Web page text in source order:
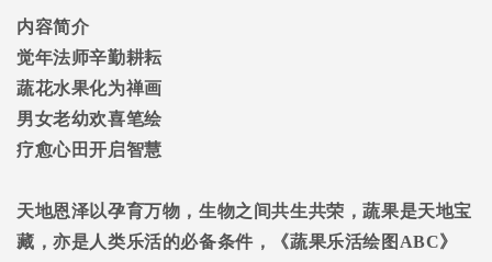
内容简介
觉年法师辛勤耕耘
蔬花水果化为禅画
男女老幼欢喜笔绘
疗愈心田开启智慧
天地恩泽以孕育万物，生物之间共生共荣，蔬果是天地宝
藏，亦是人类乐活的必备条件，《蔬果乐活绘图 ABC》